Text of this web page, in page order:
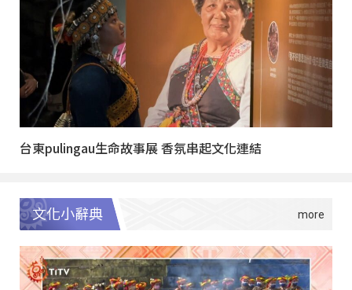
台東pulingau生命故事展 香氛串起文化連結
文化小辭典